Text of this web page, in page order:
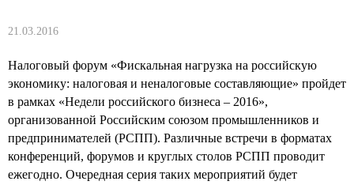
21.03.2016
Налоговый форум «Фискальная нагрузка на российскую
экономику: налоговая и неналоговые составляющие» пройдет
в рамках «Недели российского бизнеса – 2016»,
организованной Российским союзом промышленников и
предпринимателей (РСПП). Различные встречи в форматах
конференций, форумов и круглых столов РСПП проводит
ежегодно. Очередная серия таких мероприятий будет